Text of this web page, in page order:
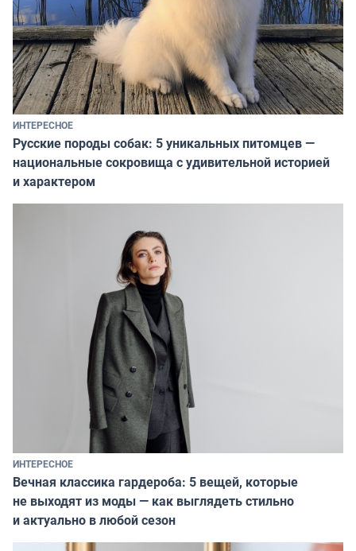
ИНТЕРЕСНОЕ
Русские породы собак: 5 уникальных питомцев —
национальные сокровища с удивительной историей
и характером
ИНТЕРЕСНОЕ
Вечная классика гардероба: 5 вещей, которые
не выходят из моды — как выглядеть стильно
и актуально в любой сезон